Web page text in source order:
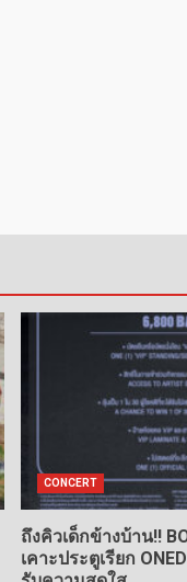
CONCERT
ถึงคิวเด็กข้างบ้าน!!
เคาะประตูเรียก